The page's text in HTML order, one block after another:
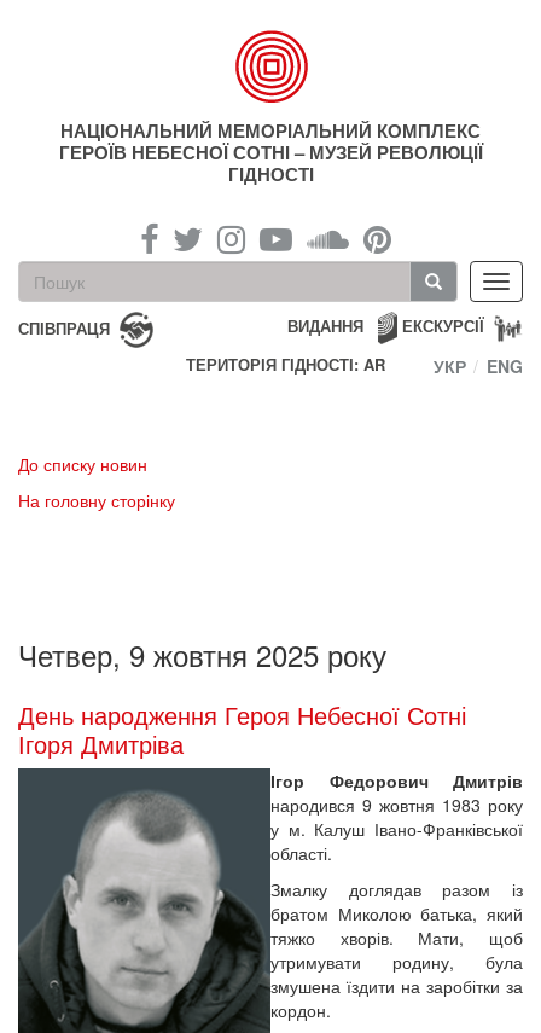
НАЦІОНАЛЬНИЙ МЕМОРІАЛЬНИЙ КОМПЛЕКС
ГЕРОЇВ НЕБЕСНОЇ СОТНІ – МУЗЕЙ РЕВОЛЮЦІЇ
ГІДНОСТІ
Пошукова
форма
Пошук
СПІВПРАЦЯ ЕКСКУРСІЇ
ВИДАННЯ
ТЕРИТОРІЯ ГІДНОСТІ: AR
УКР ENG
До списку новин
На головну сторінку
Четвер, 9 жовтня 2025 року
День народження Героя Небесної Сотні
Ігоря Дмитріва
Ігор Федорович Дмитрів
народився 9 жовтня 1983 року
у м. Калуш Івано-Франківської
області.
Змалку доглядав разом із
братом Миколою батька, який
тяжко хворів. Мати, щоб
утримувати родину, була
змушена їздити на заробітки за
кордон.